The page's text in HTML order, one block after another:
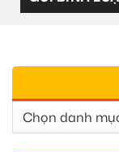
Chuyên
Mục